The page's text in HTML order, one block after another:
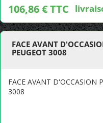
106,86 € TTC
FACE AVANT
PEUGEOT 3008
FACE AVANT D'OCCASION
3008